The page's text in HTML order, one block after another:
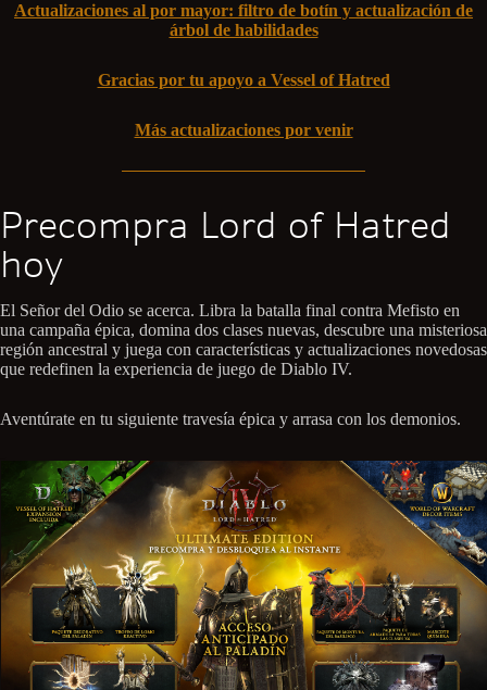
Actualizaciones al por mayor: filtro de botín y actualización de
árbol de habilidades
Gracias por tu apoyo a Vessel of Hatred
Más actualizaciones por venir
Precompra Lord of Hatred
hoy
El Señor del Odio se acerca. Libra la batalla final contra Mefisto en
una campaña épica, domina dos clases nuevas, descubre una misteriosa
región ancestral y juega con características y actualizaciones novedosas
que redefinen la experiencia de juego de Diablo IV.
Aventúrate en tu siguiente travesía épica y arrasa con los demonios.